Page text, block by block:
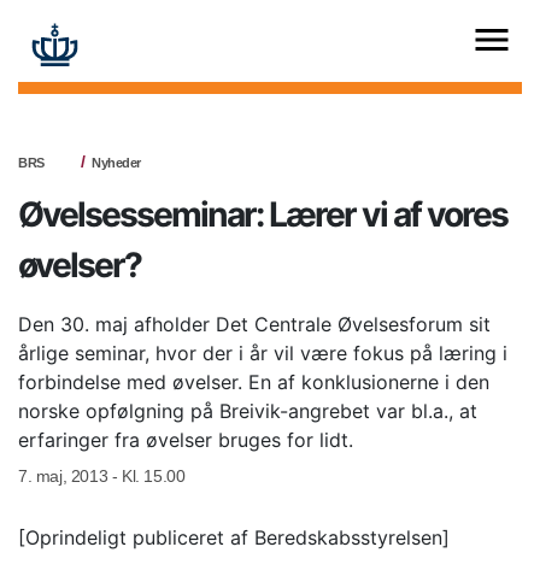
BRS Nyheder
Øvelsesseminar: Lærer vi af vores
øvelser?
Den 30. maj afholder Det Centrale Øvelsesforum sit
årlige seminar, hvor der i år vil være fokus på læring i
forbindelse med øvelser. En af konklusionerne i den
norske opfølgning på Breivik-angrebet var bl.a., at
erfaringer fra øvelser bruges for lidt.
7. maj, 2013 - Kl. 15.00
[Oprindeligt publiceret af Beredskabsstyrelsen]